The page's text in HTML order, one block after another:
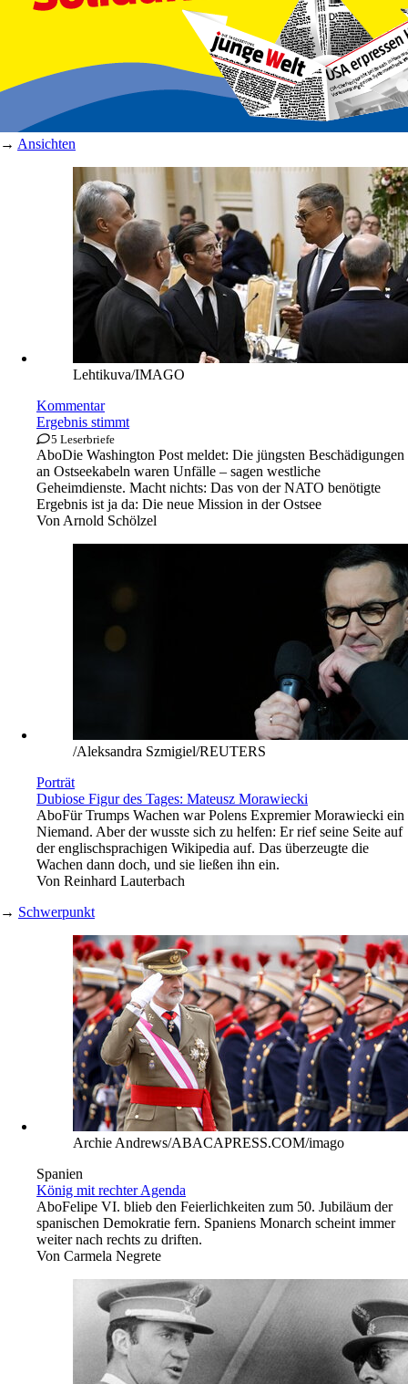
→ Ansichten
Lehtikuva/IMAGO
Kommentar
Ergebnis stimmt
5 Leserbriefe
AboDie Washington Post meldet: Die jüngsten Beschädigungen
an Ostseekabeln waren Unfälle – sagen westliche
Geheimdienste. Macht nichts: Das von der NATO benötigte
Ergebnis ist ja da: Die neue Mission in der Ostsee
Von Arnold Schölzel
/Aleksandra Szmigiel/REUTERS
Porträt
Dubiose Figur des Tages: Mateusz Morawiecki
AboFür Trumps Wachen war Polens Expremier Morawiecki ein
Niemand. Aber der wusste sich zu helfen: Er rief seine Seite auf
der englischsprachigen Wikipedia auf. Das überzeugte die
Wachen dann doch, und sie ließen ihn ein.
Von Reinhard Lauterbach
→ Schwerpunkt
Archie Andrews/ABACAPRESS.COM/imago
Spanien
König mit rechter Agenda
AboFelipe VI. blieb den Feierlichkeiten zum 50. Jubiläum der
spanischen Demokratie fern. Spaniens Monarch scheint immer
weiter nach rechts zu driften.
Von Carmela Negrete